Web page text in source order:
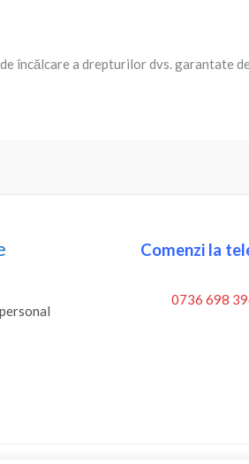
încălcare a drepturilor dvs. garantate
Comenzi la
0736 698